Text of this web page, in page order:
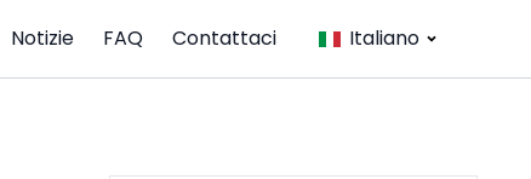
Notizie FAQ Contattaci Italiano